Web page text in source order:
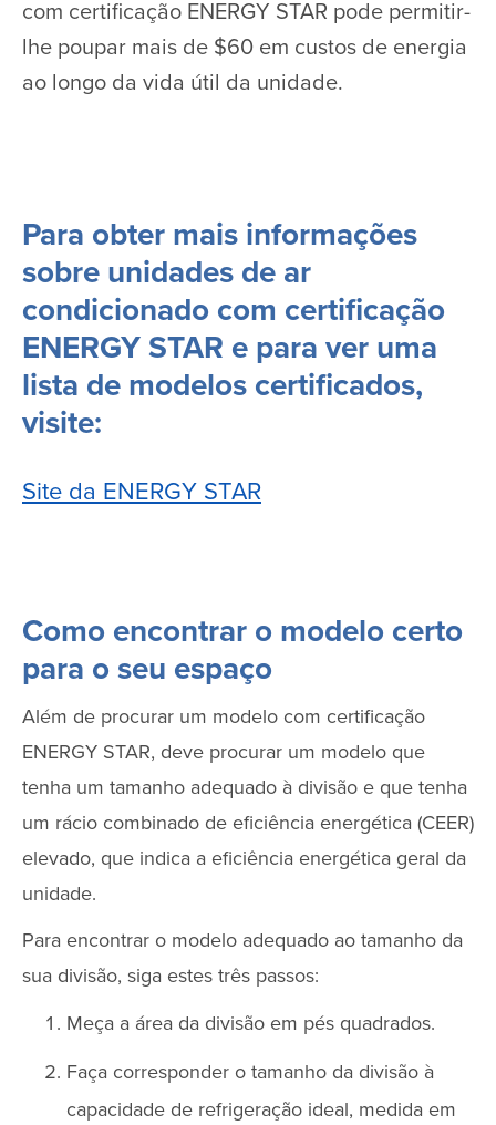
com certificação ENERGY STAR pode permitir-
lhe poupar mais de $60 em custos de energia
ao longo da vida útil da unidade.
Para obter mais informações
sobre unidades de ar
condicionado com certificação
ENERGY STAR e para ver uma
lista de modelos certificados,
visite:
Site da ENERGY STAR
Como encontrar o modelo certo
para o seu espaço
Além de procurar um modelo com certificação
ENERGY STAR, deve procurar um modelo que
tenha um tamanho adequado à divisão e que tenha
um rácio combinado de eficiência energética (CEER)
elevado, que indica a eficiência energética geral da
unidade.
Para encontrar o modelo adequado ao tamanho da
sua divisão, siga estes três passos:
Meça a área da divisão em pés quadrados.
Faça corresponder o tamanho da divisão à
capacidade de refrigeração ideal, medida em